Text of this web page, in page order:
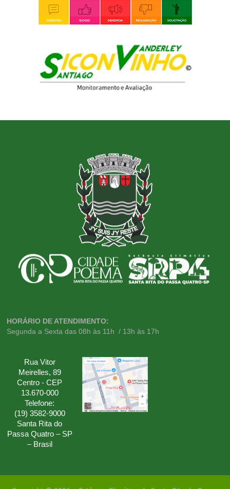
HORÁRIO DE ATENDIMENTO:
Segunda a Sexta das 08h às 11h / 13h às 17h
Rua Vitor
Meirelles, 89
Centro - CEP
13.670-000
Telefone:
(19) 3582-9000
Santa Rita do
Passa Quatro – SP
– Brasil